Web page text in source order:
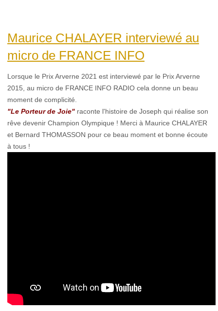
Maurice CHALAYER interviewé au
micro de FRANCE ​INFO
Lorsque le Prix Arverne 2021 est interviewé par le Prix Arverne
2015, au micro de FRANCE ​INFO RADIO cela donne un beau
moment de complicité.
"Le Porteur de Joie" raconte l'histoire de Joseph qui réalise son
rêve devenir Champion Olympique ! Merci à Maurice CHALAYER
et Bernard THOMASSON pour ce beau moment et bonne écoute
à tous !